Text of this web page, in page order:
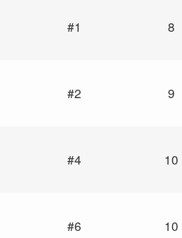
#1 8
#2 9
#4 10
#6 10